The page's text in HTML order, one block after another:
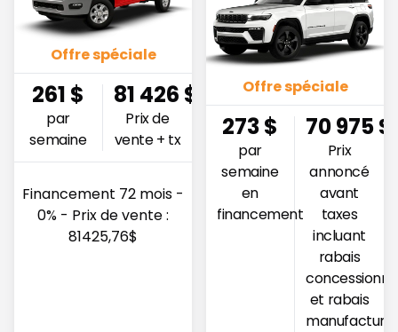
Offre spéciale
261 $
par
semaine
81 426 $
Prix de
vente + tx
Financement 72 mois -
0% - Prix de vente :
81425,76$
Offre spéciale
273$
par
semaine
en
financement
70 975$
Prix
annoncé
avant
taxes
incluant
rabais
et rabais